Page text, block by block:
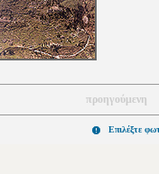
προηγούμενη
Επιλέξτε